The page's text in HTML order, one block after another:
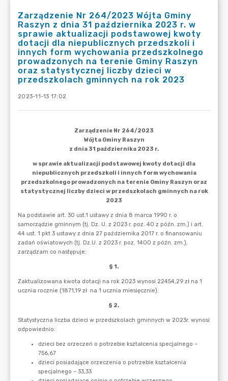
Zarządzenie Nr 264/2023 Wójta Gminy
Raszyn z dnia 31 października 2023 r. w
sprawie aktualizacji podstawowej kwoty
dotacji dla niepublicznych przedszkoli i
innych form wychowania przedszkolnego
prowadzonych na terenie Gminy Raszyn
oraz statystycznej liczby dzieci w
przedszkolach gminnych na rok 2023
2023-11-13 17:02